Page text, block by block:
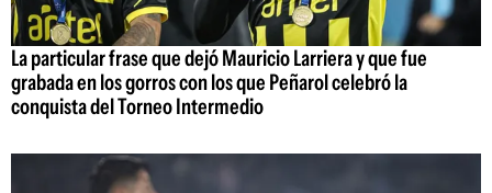
La particular frase que dejó Mauricio Larriera y que fue
grabada en los gorros con los que Peñarol celebró la
conquista del Torneo Intermedio